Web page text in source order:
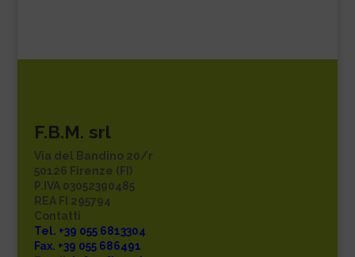
F.B.M. srl
Via del Bandino 20/r
50126 Firenze (FI)
P.IVA 03052390485
REA FI 295794
Contatti
Tel. +39 055 6813304
Fax. +39 055 686491